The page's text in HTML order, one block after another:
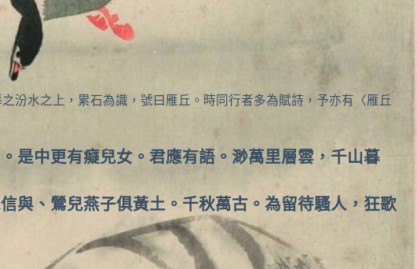
汾水之上，累石為識，號曰雁丘。時同行者多為賦詩，予亦有〈雁丘
是中更有癡兒女。君應有語。渺萬里層雲，千山暮
與、鶯兒燕子俱黃土。千秋萬古。為留待騷人，狂歌